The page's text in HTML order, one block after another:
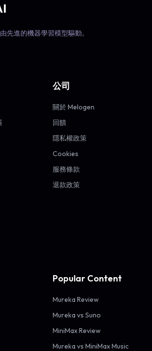
先進的機器學習模型驅動。
公司
關於 Melogen
回饋
隱私權政策
Cookies
服務條款
退款政策
Popular Content
Mureka Review
Mureka vs Suno
MiniMax Review
Mureka vs MiniMax Music